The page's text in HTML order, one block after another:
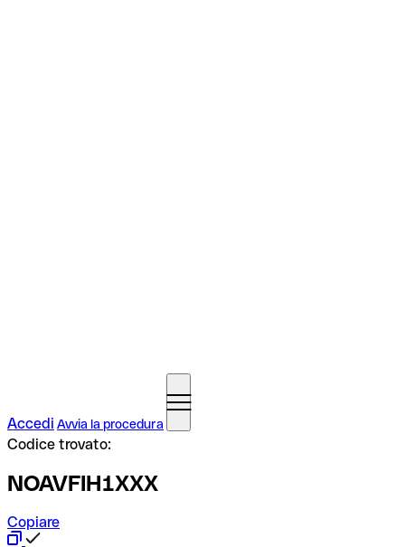
Accedi Avvia la procedura
Codice trovato:
NOAVFIH1XXX
Copiare